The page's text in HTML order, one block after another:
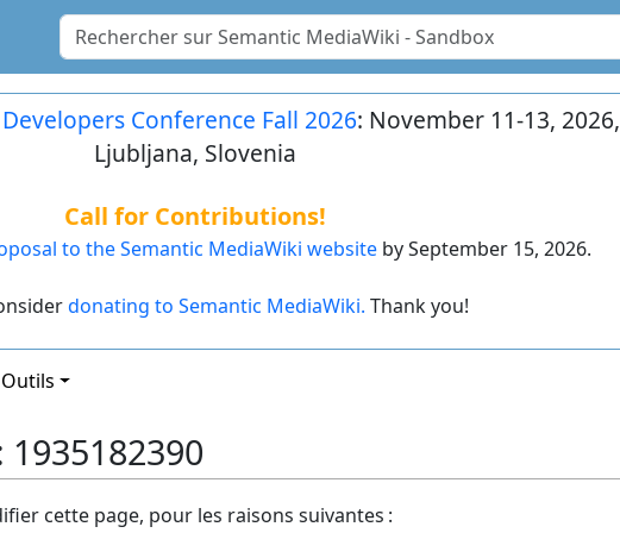
Conference Fall 2026: November 11-13, 2026,
Ljubljana, Slovenia
Call for Contributions!
to the Semantic MediaWiki websiteby September 15, 2026.
donating to Semantic MediaWiki. Thank you!
Outils
cette page, pour les raisons suivantes :